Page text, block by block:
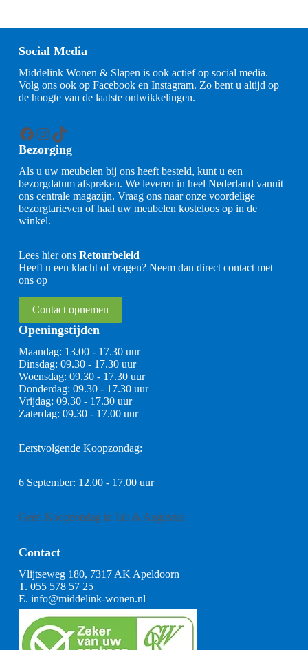
Social Media
Middelink Wonen & Slapen is ook actief op social media.
Volg ons ook op Facebook en Instagram. Zo bent u altijd op
de hoogte van de laatste ontwikkelingen.
Facebook
Instagram
TikTok
Bezorging
Als u uw meubelen bij ons heeft besteld, kunt u een
bezorgdatum afspreken. We leveren in heel Nederland vanuit
ons centrale magazijn. Vraag ons naar onze voordelige
bezorgtarieven of haal uw meubelen kosteloos op in de
winkel.
Lees hier ons Retourbeleid
Heeft u een klacht of vragen? Neem dan direct contact met
ons op
Contact opnemen
Openingstijden
Maandag: 13.00 - 17.30 uur
Dinsdag: 09.30 - 17.30 uur
Woensdag: 09.30 - 17.30 uur
Donderdag: 09.30 - 17.30 uur
Vrijdag: 09.30 - 17.30 uur
Zaterdag: 09.30 - 17.00 uur
Eerstvolgende Koopzondag:
6 September: 12.00 - 17.00 uur
Geen Koopzondag in Juli & Augustus
Contact
Vlijtseweg 180, 7317 AK Apeldoorn
T. 055 578 57 25
E. info@middelink-wonen.nl